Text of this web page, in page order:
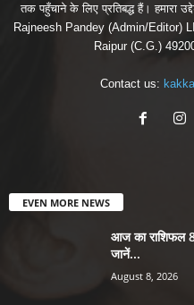
तक पहुँचाने के लिए प्रतिबद्ध हैं। हमारा
Rajneesh Pandey (Admin/Editor)
Raipur (C.G.)
Contact us:
EVEN MORE NEWS
आज का राशिफल
जानें...
August 8, 2026